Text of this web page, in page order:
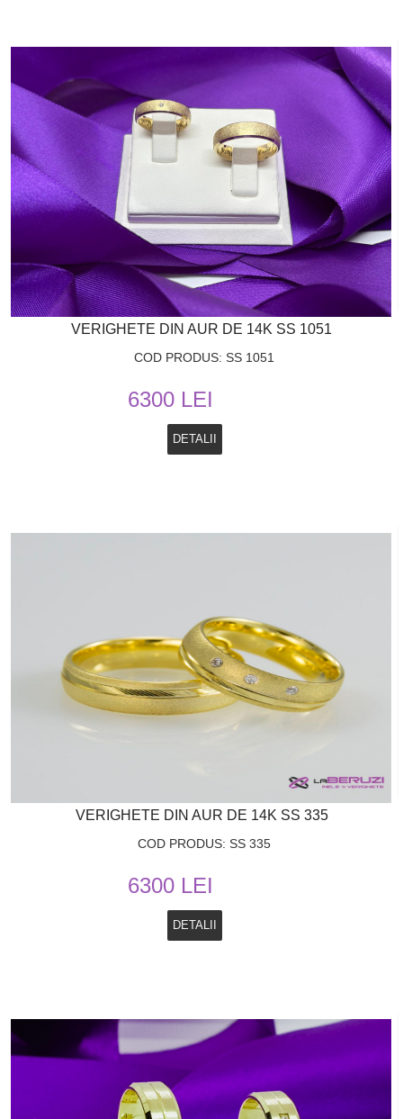
VERIGHETE DIN AUR DE 14K SS 1051
COD PRODUS: SS 1051
6300 LEI
DETALII
VERIGHETE DIN AUR DE 14K SS 335
COD PRODUS: SS 335
6300 LEI
DETALII